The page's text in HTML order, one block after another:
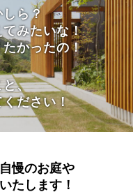
ら？
みたいな！
かったの！
と、
ださい！
慢のお庭や
たします！